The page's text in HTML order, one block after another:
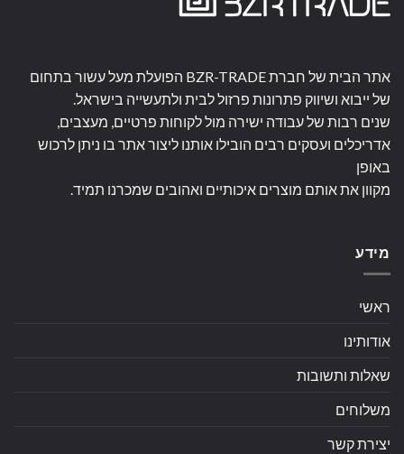
אתר הבית של חברת BZR-TRADE הפועלת מעל עשור בתחום
של ייבוא ושיווק פתרונות פרזול לבית ולתעשייה בישראל.
שנים רבות של עבודה ישירה מול לקוחות פרטיים, מעצבים,
אדריכלים ועסקים רבים הובילו אותנו ליצור אתר בו ניתן לרכוש
באופן
מקוון את אותם מוצרים איכותיים ואהובים שמכרנו תמיד.
מידע
ראשי
אודותינו
שאלות ותשובות
משלוחים
יצירת קשר